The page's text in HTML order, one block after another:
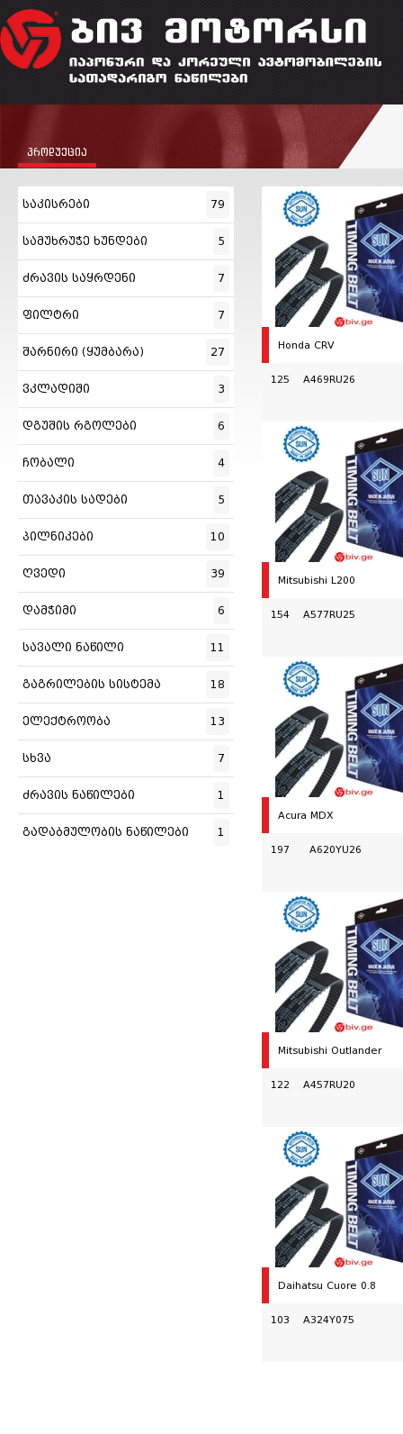
პროდუქცია
საკისრები 79
სამუხრუჭე ხუნდები 5
ძრავის საყრდენი 7
ფილტრი 7
შარნირი (ყუმბარა) 27
ვკლადიში 3
დგუშის რგოლები 6
ჩობალი 4
თავაკის სადები 5
პილნიკები 10
ღვედი 39
დამჭიმი 6
სავალი ნაწილი 11
გაგრილების სისტემა 18
ელექტროობა 13
სხვა 7
ძრავის ნაწილები 1
გადაბმულობის ნაწილები 1
Honda CRV
125 A469RU26
Mitsubishi L200
154 A577RU25
Acura MDX
197 A620YU26
Mitsubishi Outlander
122 A457RU20
Daihatsu Cuore 0.8
103 A324Y075